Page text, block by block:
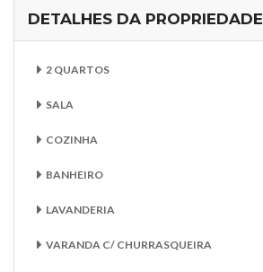
DETALHES DA PROPRIEDADE
2 QUARTOS
SALA
COZINHA
BANHEIRO
LAVANDERIA
VARANDA C/ CHURRASQUEIRA